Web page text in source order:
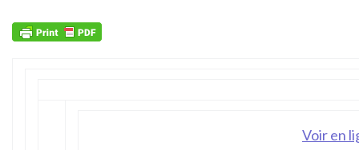
Voir en